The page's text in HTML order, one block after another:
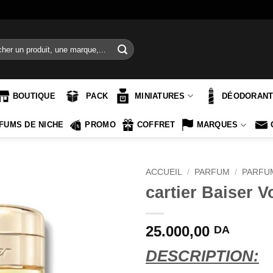
BOUTIQUE PACK MINIATURES
DE NICHE PROMO COFFRET MARQUES
ACCUEIL / PARFUM /
cartier Baiser
25.000,00 DA
DESCRIPTION: